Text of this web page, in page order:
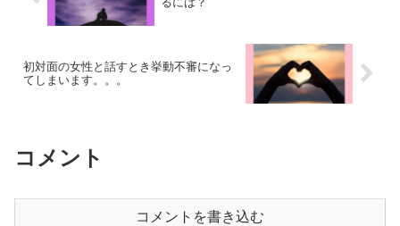
初対面の女性と話すとき挙動不審になっ
てしまいます。。。
コメント
コメントを書き込む